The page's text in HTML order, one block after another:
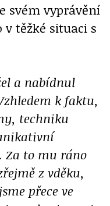
svém vyprávění
těžké situaci s
a nabídnul
k faktu,
techniku
Za to mu ráno
z vděku,
přece ve